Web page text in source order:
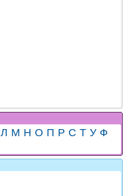
Л М Н О П Р С Т У Ф